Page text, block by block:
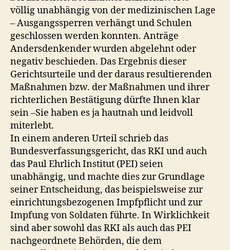
völlig unabhängig von der medizinischen Lage
– Ausgangssperren verhängt und Schulen
geschlossen werden konnten. Anträge
Andersdenkender wurden abgelehnt oder
negativ beschieden. Das Ergebnis dieser
Gerichtsurteile und der daraus resultierenden
Maßnahmen bzw. der Maßnahmen und ihrer
richterlichen Bestätigung dürfte Ihnen klar
sein –Sie haben es ja hautnah und leidvoll
miterlebt.
In einem anderen Urteil schrieb das
Bundesverfassungsgericht, das RKI und auch
das Paul Ehrlich Institut (PEI) seien
unabhängig, und machte dies zur Grundlage
seiner Entscheidung, das beispielsweise zur
einrichtungsbezogenen Impfpflicht und zur
Impfung von Soldaten führte. In Wirklichkeit
sind aber sowohl das RKI als auch das PEI
nachgeordnete Behörden, die dem